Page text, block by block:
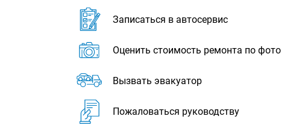
Записаться в автосервис
Оценить стоимость ремонта по фото
Вызвать эвакуатор
Пожаловаться руководству